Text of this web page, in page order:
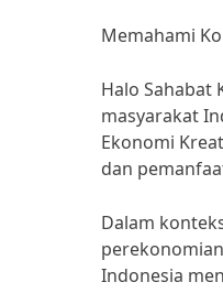
Memahami
Halo Sahabat
masyarakat
Ekonomi
dan
Dalam
Indonesia